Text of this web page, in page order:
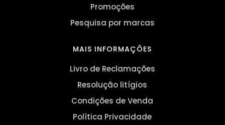
Promoções
Pesquisa por marcas
MAIS INFORMAÇÕES
Livro de Reclamações
Resolução litígios
Condições de Venda
Política Privacidade